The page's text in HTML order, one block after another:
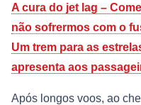
A cura do jet lag –
não sofrermos com o
Um trem para as
apresenta aos
Após longos voos, ao